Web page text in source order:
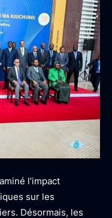
l’impact
sur les
Désormais, les